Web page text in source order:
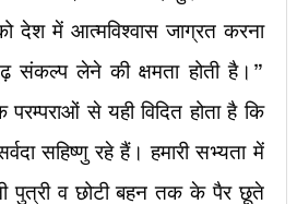
देश में आत्मविश्वास जाग्रत करना
संकल्प लेने की क्षमता होती है।”
परम्पराओं से यही विदित होता है कि
सहिष्णु रहे हैं। हमारी सभ्यता में
पुत्री व छोटी बहन तक के पैर छूते